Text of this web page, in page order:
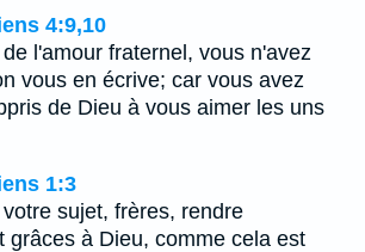
4:9,10
l'amour fraternel, vous n'avez
vous en écrive; car vous avez
de Dieu à vous aimer les uns
1:3
sujet, frères, rendre
grâces à Dieu, comme cela est